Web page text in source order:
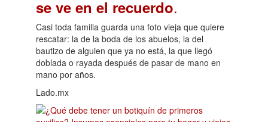
se ve en el recuerdo.
Casi toda familia guarda una foto vieja que quiere
rescatar: la de la boda de los abuelos, la del
bautizo de alguien que ya no está, la que llegó
doblada o rayada después de pasar de mano en
mano por años.
Lado.mx